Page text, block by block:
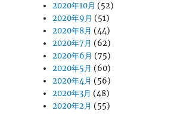
2020年10月 (52)
2020年9月 (51)
2020年8月 (44)
2020年7月 (62)
2020年6月 (75)
2020年5月 (60)
2020年4月 (56)
2020年3月 (48)
2020年2月 (55)